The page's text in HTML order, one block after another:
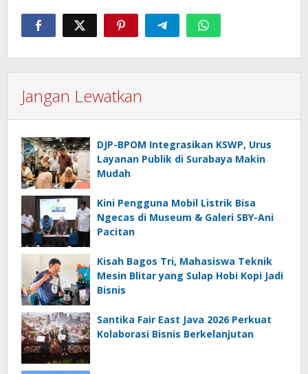
Jangan Lewatkan
DJP-BPOM Integrasikan KSWP, Urus
Layanan Publik di Surabaya Makin
Mudah
Kini Pengguna Mobil Listrik Bisa
Ngecas di Museum & Galeri SBY-Ani
Pacitan
Kisah Bagos Tri, Mahasiswa Teknik
Mesin Blitar yang Sulap Hobi Kopi Jadi
Bisnis
Santika Fair East Java 2026 Perkuat
Kolaborasi Bisnis Berkelanjutan